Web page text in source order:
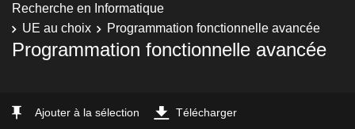
Recherche en Informatique
UE au choix
Programmation fonctionnelle avancée
Programmation fonctionnelle avancée
Ajouter à la sélection Télécharger